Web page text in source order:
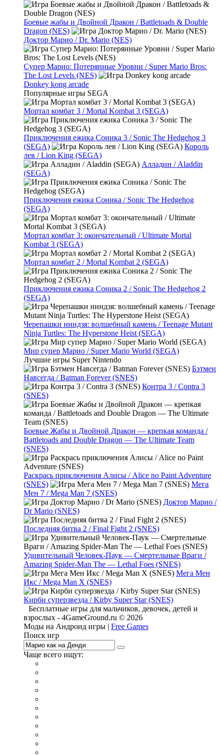
Боевые жабы и Двойной Дракон / Battletoads & Double
Dragon (NES)
Доктор Марио / Dr. Mario (NES)
Супер Марио: Потерянные Уровни / Super Mario Bros:
The Lost Levels (NES)
Donkey kong arcade
Популярные игры SEGA
Мортал комбат 3 / Mortal Kombat 3 (SEGA)
Приключения ежика Соника 3 / Sonic The Hedgehog 3
(SEGA)
Король
лев / Lion King (SEGA)
Алладин / Aladdin
(SEGA)
Приключения ежика Соника / Sonic The Hedgehog
(SEGA)
Мортал комбат 3: окончательный / Ultimate Mortal
Kombat 3 (SEGA)
Мортал комбат 2 / Mortal Kombat 2 (SEGA)
Приключения ежика Соника 2 / Sonic The Hedgehog 2
(SEGA)
Черепашки ниндзя: волшебный камень / Teenage Mutant
Ninja Turtles: The Hyperstone Heist (SEGA)
Мир супер Марио / Super Mario World (SEGA)
Лучшие игры Super Nintendo
Бэтмен
Навсегда / Batman Forever (SNES)
Контра 3 / Contra 3
(SNES)
Боевые Жабы и Двойной Дракон — крепкая команда /
Battletoads and Double Dragon — The Ultimate Team
(SNES)
Раскрась приключения Алисы / Alice no Paint Adventure
(SNES)
Мега
Мен 7 / Mega Man 7 (SNES)
Доктор Марио /
Dr Mario (SNES)
Последняя битва 2 / Final Fight 2 (SNES)
Удивительный Человек-Паук — Смертельные Враги /
Amazing Spider-Man The — Lethal Foes (SNES)
Мега Мен
Икс / Mega Man X (SNES)
Кирби суперзвезда / Kirby Super Star (SNES)
Бесплатные игры для мальчиков, девочек, детей и
взрослых - 4GameGround.ru © 2026
Моды на Андроид игры | Free Games
Поиск игр
Чаще всего ищут: